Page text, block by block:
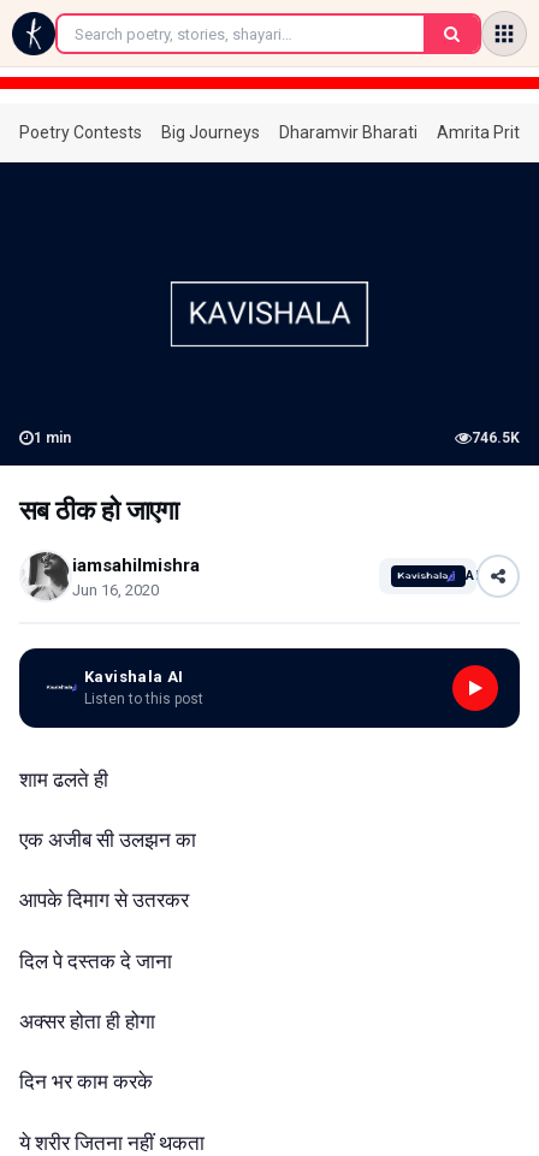
←
Poetry Contests Big Journeys Dharamvir Bharati Amrita
1 min 746.5K
सब ठीक हो जाएगा
iamsahilmishra
Jun 16, 2020
AI
Kavishala AI
Listen to this post
शाम ढलते ही
एक अजीब सी उलझन का
आपके दिमाग से उतरकर
दिल पे दस्तक दे जाना
अक्सर होता ही होगा
दिन भर काम करके
ये शरीर जितना नहीं थकता